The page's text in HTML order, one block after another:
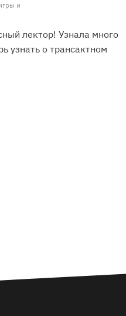
и
лектор! Узнала много
узнать о трансактном